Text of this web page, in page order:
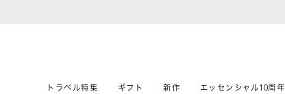
トラベル特集 ギフト 新作 エッセンシャル10周年